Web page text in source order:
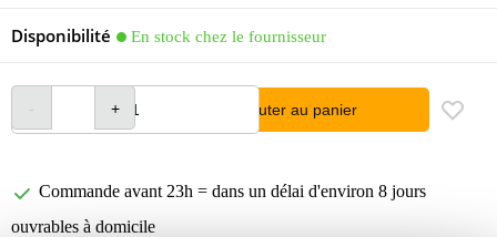
Disponibilité En stock chez le fournisseur
Ajouter au panier
Commande avant 23h = dans un délai d'environ 8 jours
ouvrables à domicile